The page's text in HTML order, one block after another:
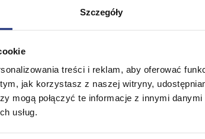
Szczegóły
treści i reklam, aby oferować
jak korzystasz z naszej witryny,
mogą połączyć te informacje z innymi
usług.
Przyjazd cylindra maszyny papierniczej